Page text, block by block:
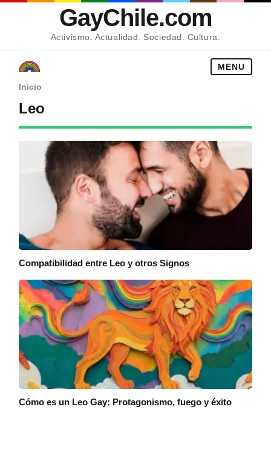
GayChile.com
Activismo. Actualidad. Sociedad. Cultura.
MENU
Inicio
Leo
Compatibilidad entre Leo y otros Signos
Cómo es un Leo Gay: Protagonismo, fuego y éxito